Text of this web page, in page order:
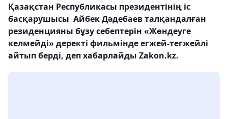
Қазақстан Республикасы президентінің іс
басқарушысы Айбек Дәдебаев талқандалған
резиденцияны бұзу себептерін «Жөндеуге
келмейді» деректі фильмінде егжей-тегжейлі
айтып берді, деп хабарлайды Zakon.kz.